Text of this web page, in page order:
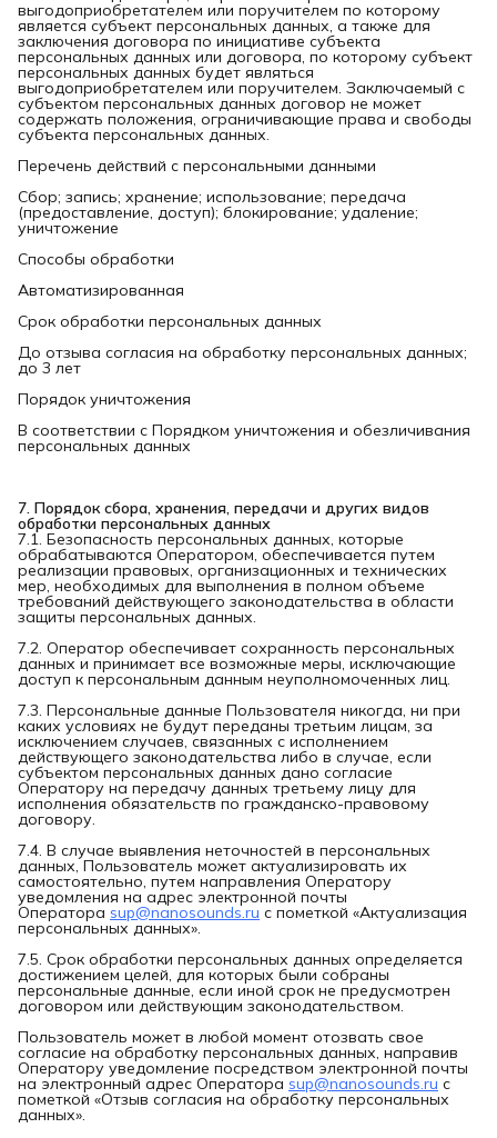
выгодоприобретателем или поручителем по которому
является субъект персональных данных, а также для
заключения договора по инициативе субъекта
персональных данных или договора, по которому субъект
персональных данных будет являться
выгодоприобретателем или поручителем. Заключаемый с
субъектом персональных данных договор не может
содержать положения, ограничивающие права и свободы
субъекта персональных данных.
Перечень действий с персональными данными
Сбор; запись; хранение; использование; передача
(предоставление, доступ); блокирование; удаление;
уничтожение
Способы обработки
Автоматизированная
Срок обработки персональных данных
До отзыва согласия на обработку персональных данных;
до 3 лет
Порядок уничтожения
В соответствии с Порядком уничтожения и обезличивания
персональных данных
7. Порядок сбора, хранения, передачи и других видов
обработки персональных данных
7.1. Безопасность персональных данных, которые
обрабатываются Оператором, обеспечивается путем
реализации правовых, организационных и технических
мер, необходимых для выполнения в полном объеме
требований действующего законодательства в области
защиты персональных данных.
7.2. Оператор обеспечивает сохранность персональных
данных и принимает все возможные меры, исключающие
доступ к персональным данным неуполномоченных лиц.
7.3. Персональные данные Пользователя никогда, ни при
каких условиях не будут переданы третьим лицам, за
исключением случаев, связанных с исполнением
действующего законодательства либо в случае, если
субъектом персональных данных дано согласие
Оператору на передачу данных третьему лицу для
исполнения обязательств по гражданско-правовому
договору.
7.4. В случае выявления неточностей в персональных
данных, Пользователь может актуализировать их
самостоятельно, путем направления Оператору
уведомления на адрес электронной почты
Оператора sup@nanosounds.ru с пометкой «Актуализация
персональных данных».
7.5. Срок обработки персональных данных определяется
достижением целей, для которых были собраны
персональные данные, если иной срок не предусмотрен
договором или действующим законодательством.
Пользователь может в любой момент отозвать свое
согласие на обработку персональных данных, направив
Оператору уведомление посредством электронной почты
на электронный адрес Оператора sup@nanosounds.ru с
пометкой «Отзыв согласия на обработку персональных
данных».